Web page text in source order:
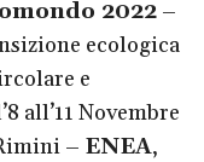
2022 –
ecologica
e
all’11 Novembre
– ENEA,